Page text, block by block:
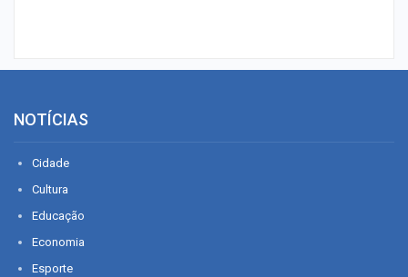
NOTÍCIAS
Cidade
Cultura
Educação
Economia
Esporte